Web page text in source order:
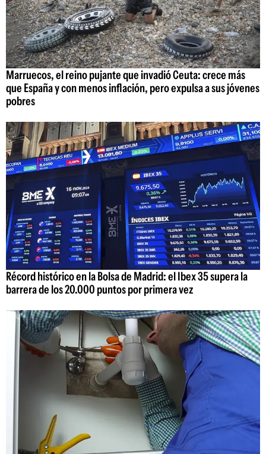
Marruecos, el reino pujante que invadió Ceuta: crece más
que España y con menos inflación, pero expulsa a sus jóvenes
pobres
Récord histórico en la Bolsa de Madrid: el Ibex 35 supera la
barrera de los 20.000 puntos por primera vez